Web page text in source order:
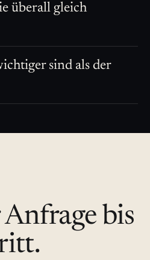
überall gleich
sind als der
bis